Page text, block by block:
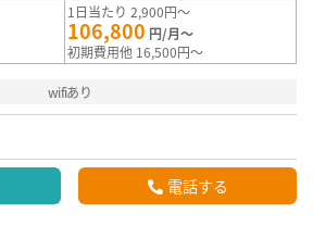
1日当たり 2,900円～
106,800 円/月～
初期費用他 16,500円～
wifiあり
電話する